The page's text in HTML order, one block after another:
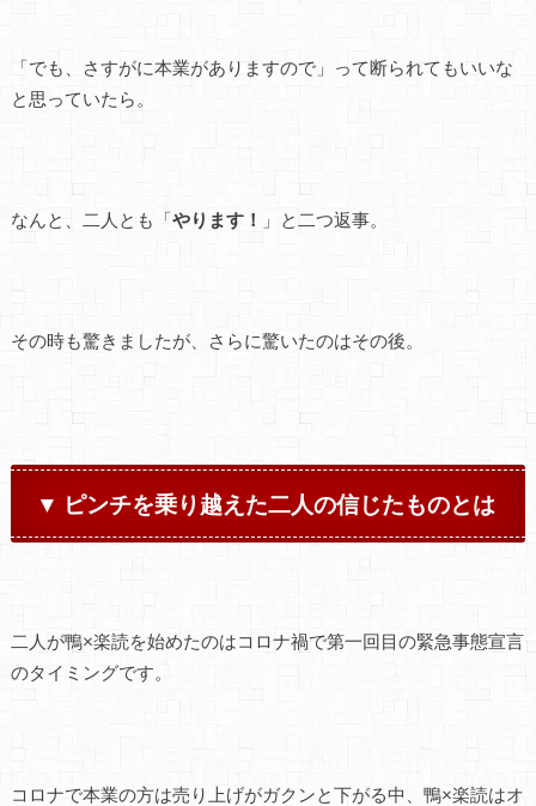
「でも、さすがに本業がありますので」って断られてもいいな
と思っていたら。
なんと、二人とも「やります！ 」と二つ返事。
その時も驚きましたが、さらに驚いたのはその後。
▼ ピンチを乗り越えた二人の信じたものとは
二人が鴨×楽読を始めたのはコロナ禍で第一回目の緊急事態宣言
のタイミングです。
コロナで本業の方は売り上げがガクンと下がる中、鴨×楽読はオ